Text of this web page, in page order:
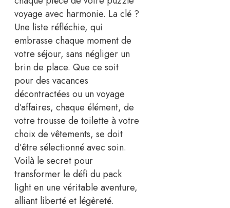
voyage avec harmonie. La clé ?
Une liste réfléchie, qui
embrasse chaque moment de
votre séjour, sans négliger un
brin de place. Que ce soit
pour des vacances
décontractées ou un voyage
d’affaires, chaque élément, de
votre trousse de toilette à votre
choix de vêtements, se doit
d’être sélectionné avec soin.
Voilà le secret pour
transformer le défi du pack
light en une véritable aventure,
alliant liberté et légèreté.